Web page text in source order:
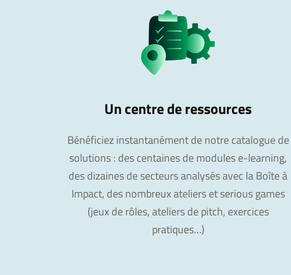
Un centre de ressources
Bénéficiez instantanément de notre catalogue de
solutions : des centaines de modules e-learning,
des dizaines de secteurs analysés avec la Boîte à
Impact, des nombreux ateliers et serious games
(jeux de rôles, ateliers de pitch, exercices
pratiques…)